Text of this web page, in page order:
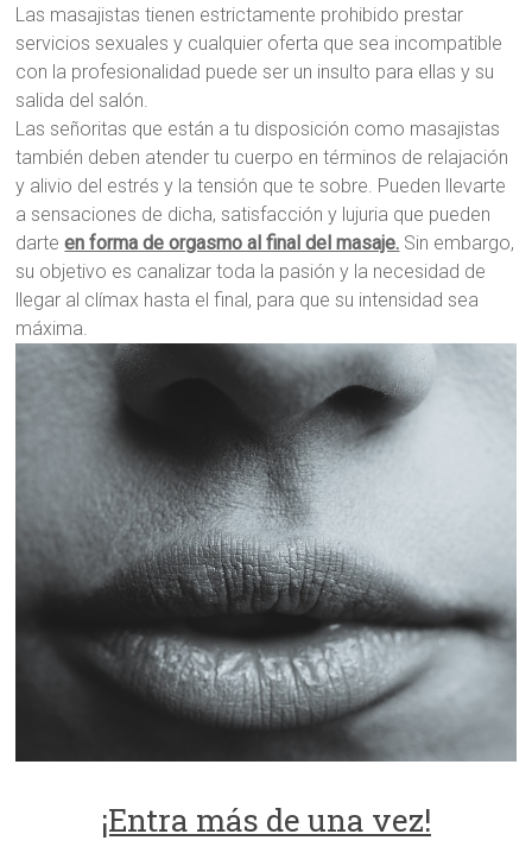
Las masajistas tienen estrictamente prohibido prestar
servicios sexuales y cualquier oferta que sea incompatible
con la profesionalidad puede ser un insulto para ellas y su
salida del salón.
Las señoritas que están a tu disposición como masajistas
también deben atender tu cuerpo en términos de relajación
y alivio del estrés y la tensión que te sobre. Pueden llevarte
a sensaciones de dicha, satisfacción y lujuria que pueden
darteen forma de orgasmo al final del masaje. Sin embargo,
su objetivo es canalizar toda la pasión y la necesidad de
llegar al clímax hasta el final, para que su intensidad sea
máxima.
¡Entra más de una vez!